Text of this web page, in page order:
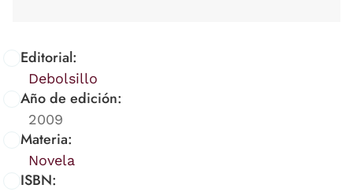
Editorial:
Debolsillo
Año de edición:
2009
Materia:
Novela
ISBN: